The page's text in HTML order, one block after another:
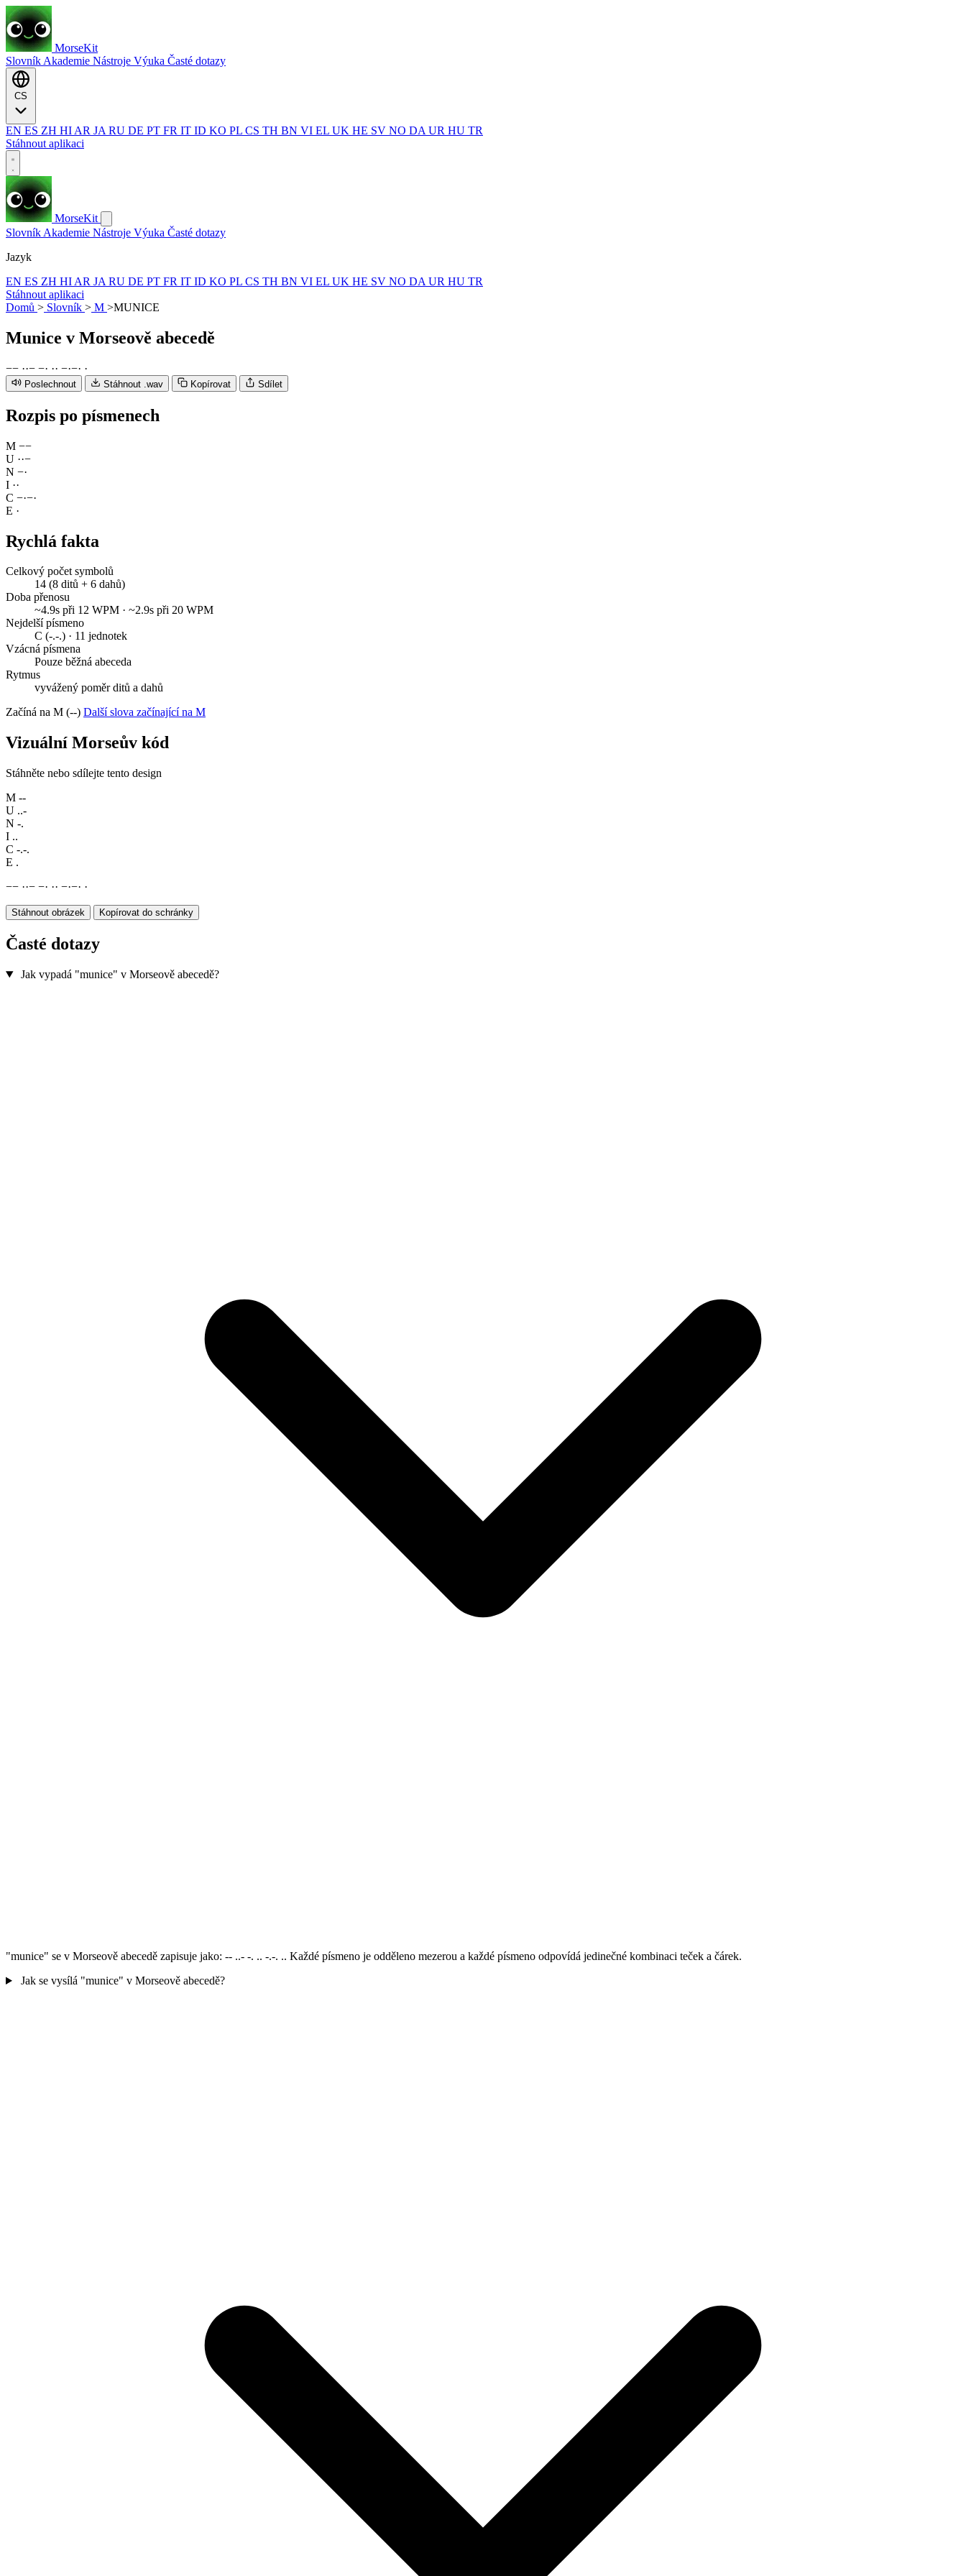
MorseKit
Slovník Akademie Nástroje Výuka Časté dotazy
EN ES ZH HI AR JA RU DE PT FR IT ID KO PL CS TH BN VI EL UK HE SV NO DA UR HU TR
Stáhnout aplikaci
MorseKit
Slovník Akademie Nástroje Výuka Časté dotazy
Jazyk
EN ES ZH HI AR JA RU DE PT FR IT ID KO PL CS TH BN VI EL UK HE SV NO DA UR HU TR
Stáhnout aplikaci
Domů > Slovník > M >MUNICE
Munice v Morseově abecedě
−− ··− −· ·· −·−· ·
Poslechnout Stáhnout .wav Kopírovat Sdílet
Rozpis po písmenech
M −−
U ··−
N −·
I ··
C −·−·
E ·
Rychlá fakta
Celkový počet symbolů
14 (8 ditů + 6 dahů)
Doba přenosu
~4.9s při 12 WPM · ~2.9s při 20 WPM
Nejdelší písmeno
C (-.-.) · 11 jednotek
Vzácná písmena
Pouze běžná abeceda
Rytmus
vyvážený poměr ditů a dahů
Začíná na M (--) Další slova začínající na M
Vizuální Morseův kód
Stáhněte nebo sdílejte tento design
M --
U ..-
N -.
I ..
C -.-.
E .
−− ··− −· ·· −·−· ·
Stáhnout obrázek Kopírovat do schránky
Časté dotazy
Jak vypadá "munice" v Morseově abecedě?
"munice" se v Morseově abecedě zapisuje jako: -- ..- -. .. -.-. .. Každé písmeno je odděleno mezerou a každé písmeno odpovídá jedinečné kombinaci teček a čárek.
Jak se vysílá "munice" v Morseově abecedě?